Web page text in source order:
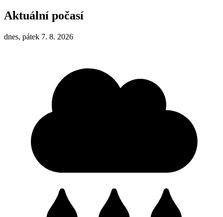
Aktuální počasí
dnes, pátek 7. 8. 2026